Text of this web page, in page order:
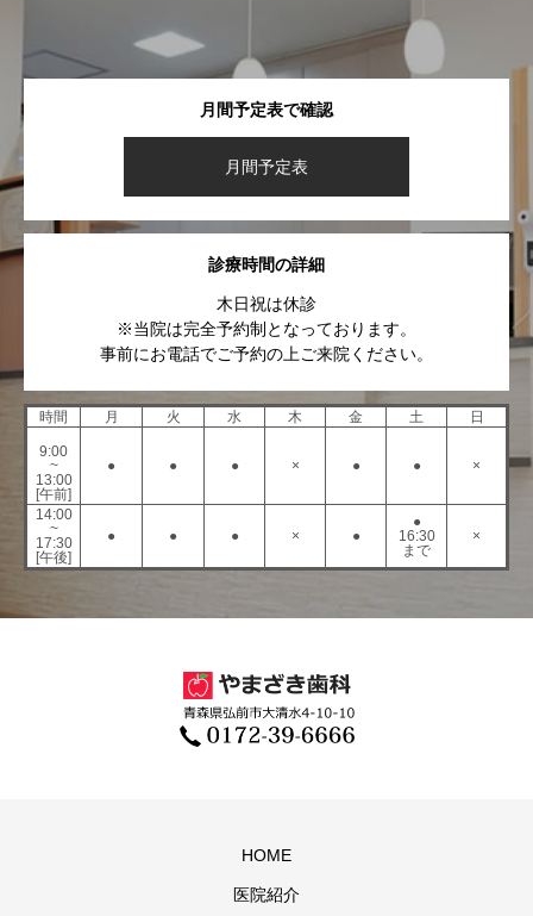
月間予定表で確認
月間予定表
診療時間の詳細
木日祝は休診
※当院は完全予約制となっております。
事前にお電話でご予約の上ご来院ください。
時間 月 火 水 木 金 土 日
9:00
~
13:00
[午前]
● ● ● × ● ● ×
14:00
~
17:30
[午後]
● ● ● × ●
●
16:30
まで
×
HOME
医院紹介